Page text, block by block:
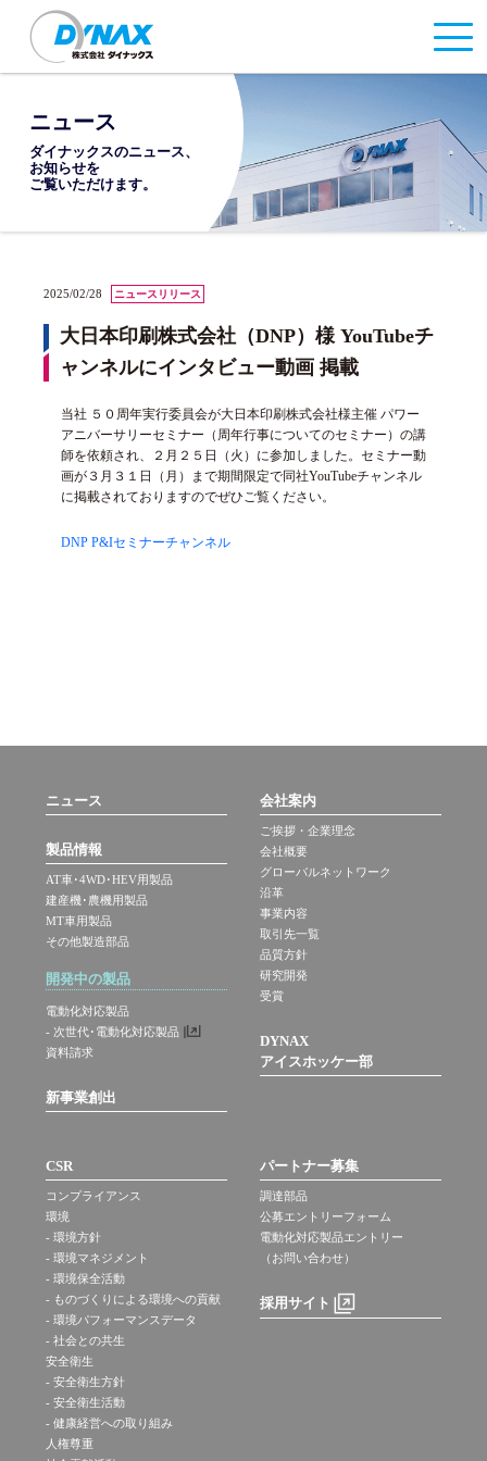
ニュース
ダイナックスのニュース、
お知らせを
ご覧いただけます。
2025/02/28 ニュースリリース
大日本印刷株式会社（DNP）様 YouTubeチ
ャンネルにインタビュー動画 掲載
当社 ５０周年実行委員会が大日本印刷株式会社様主催 パワー
アニバーサリーセミナー（周年行事についてのセミナー）の講
師を依頼され、２月２５日（火）に参加しました。セミナー動
画が３月３１日（月）まで期間限定で同社YouTubeチャンネル
に掲載されておりますのでぜひご覧ください。
DNP P&Iセミナーチャンネル
ニュース
製品情報
AT車･4WD･HEV用製品
建産機･農機用製品
MT車用製品
その他製造部品
開発中の製品
電動化対応製品
- 次世代･電動化対応製品
資料請求
新事業創出
会社案内
ご挨拶・企業理念
会社概要
グローバルネットワーク
沿革
事業内容
取引先一覧
品質方針
研究開発
受賞
DYNAX
アイスホッケー部
CSR
コンプライアンス
環境
- 環境方針
- 環境マネジメント
- 環境保全活動
- ものづくりによる環境への貢献
- 環境パフォーマンスデータ
- 社会との共生
安全衛生
- 安全衛生方針
- 安全衛生活動
- 健康経営への取り組み
人権尊重
パートナー募集
調達部品
公募エントリーフォーム
電動化対応製品エントリー
（お問い合わせ）
採用サイト